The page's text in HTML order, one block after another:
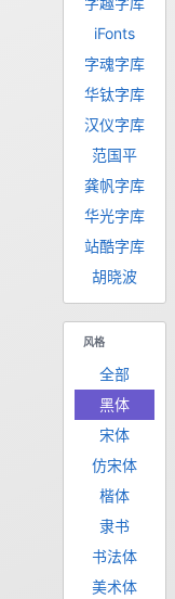
iFonts
字魂字库
华钛字库
汉仪字库
范国平
龚帆字库
华光字库
站酷字库
胡晓波
风格
全部
黑体
宋体
仿宋体
楷体
隶书
书法体
美术体